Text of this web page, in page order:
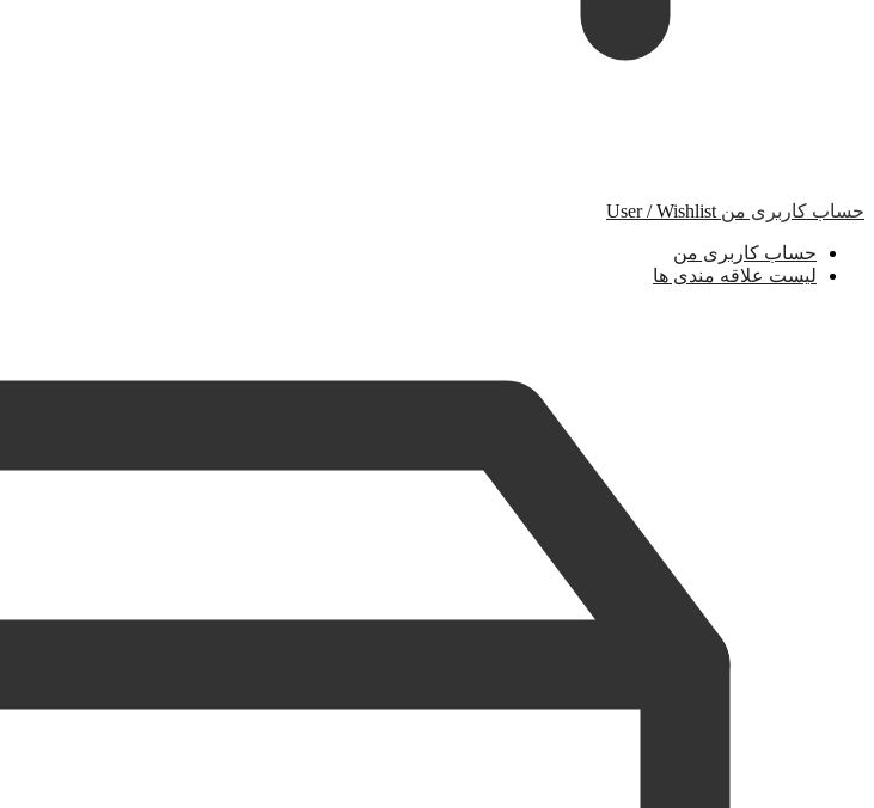
حساب کاربری من User / Wishlist
حساب کاربری من
لیست علاقه مندی ها